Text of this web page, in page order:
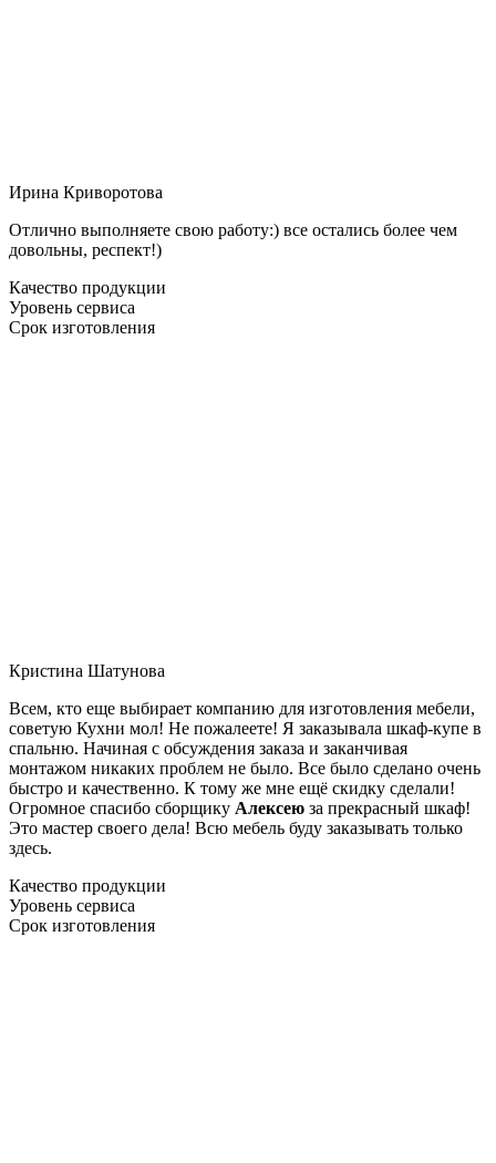
Ирина Криворотова
Отлично выполняете свою работу:) все остались более чем
довольны, респект!)
Качество продукции
Уровень сервиса
Срок изготовления
Кристина Шатунова
Всем, кто еще выбирает компанию для изготовления мебели,
советую Кухни мол! Не пожалеете! Я заказывала шкаф-купе в
спальню. Начиная с обсуждения заказа и заканчивая
монтажом никаких проблем не было. Все было сделано очень
быстро и качественно. К тому же мне ещё скидку сделали!
Огромное спасибо сборщику Алексею за прекрасный шкаф!
Это мастер своего дела! Всю мебель буду заказывать только
здесь.
Качество продукции
Уровень сервиса
Срок изготовления